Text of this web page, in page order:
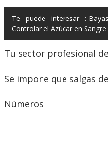
Te puede interesar :
Controlar el Azúcar en Sangre
Tu sector profesional
Se impone que salgas
Números